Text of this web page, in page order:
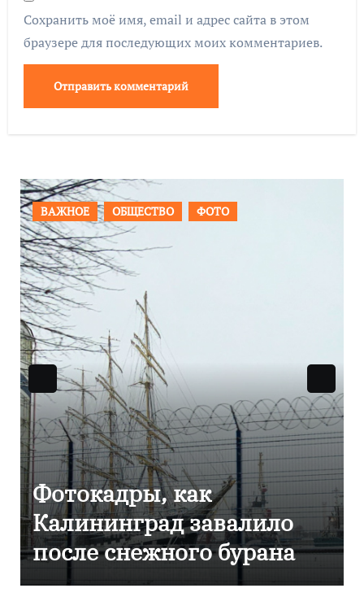
Сохранить моё имя, email и адрес сайта в этом
браузере для последующих моих комментариев.
ПРОИСШЕСТВИЯ ФОТО
Фоторепортаж как в
Калининграде
эвакуировали ТЦ из-за
сообщения о